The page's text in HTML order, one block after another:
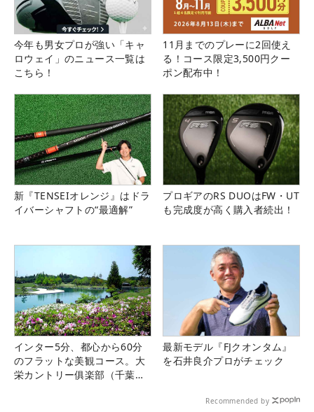
今年も男女プロが強い「キャ
ロウェイ」のニュース一覧は
こちら！
11月までのプレーに2回使え
る！コース限定3,500円クー
ポン配布中！
新『TENSEIオレンジ』はドラ
イバーシャフトの“最適解”
プロギアのRS DUOはFW・UT
も完成度が高く購入者続出！
インター5分、都心から60分
のフラットな美観コース。大
栄カントリー俱楽部（千葉
最新モデル『FJクオンタム』
を石井良介プロがチェック
Recommended by